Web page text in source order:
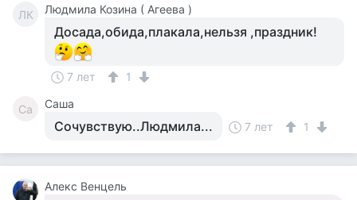
ЛК Людмила Козина ( Агеева )
Досада,обида,плакала,нельзя ,праздник!
7 лет 1
Са Саша
Сочувствую..Людмила... 7 лет 1
Алекс Венцель